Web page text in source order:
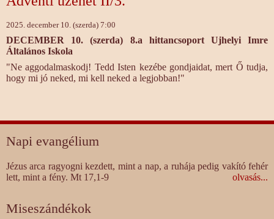
2025. december 10. (szerda) 7:00
DECEMBER 10. (szerda) 8.a hittancsoport Ujhelyi Imre
Általános Iskola
"Ne aggodalmaskodj! Tedd Isten kezébe gondjaidat, mert Ő tudja,
hogy mi jó neked, mi kell neked a legjobban!"
Napi evangélium
Jézus arca ragyogni kezdett, mint a nap, a ruhája pedig vakító fehér
lett, mint a fény. Mt 17,1-9
olvasás...
Miseszándékok